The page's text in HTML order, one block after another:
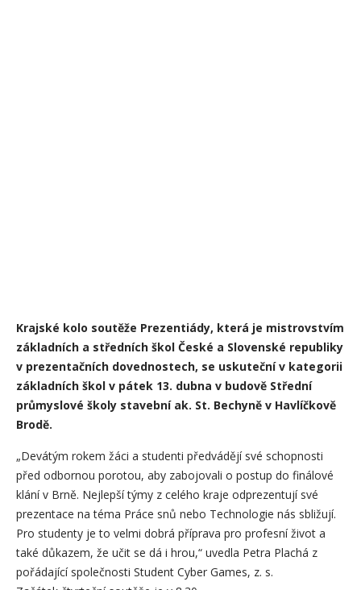
Krajské kolo soutěže Prezentiády, která je mistrovstvím
základních a středních škol České a Slovenské republiky
v prezentačních dovednostech, se uskuteční v kategorii
základních škol v pátek 13. dubna v budově Střední
průmyslové školy stavební ak. St. Bechyně v Havlíčkově
Brodě.
„Devátým rokem žáci a studenti předvádějí své schopnosti
před odbornou porotou, aby zabojovali o postup do finálové
klání v Brně. Nejlepší týmy z celého kraje odprezentují své
prezentace na téma Práce snů nebo Technologie nás sbližují.
Pro studenty je to velmi dobrá příprava pro profesní život a
také důkazem, že učit se dá i hrou,“ uvedla Petra Plachá z
pořádající společnosti Student Cyber Games, z. s.